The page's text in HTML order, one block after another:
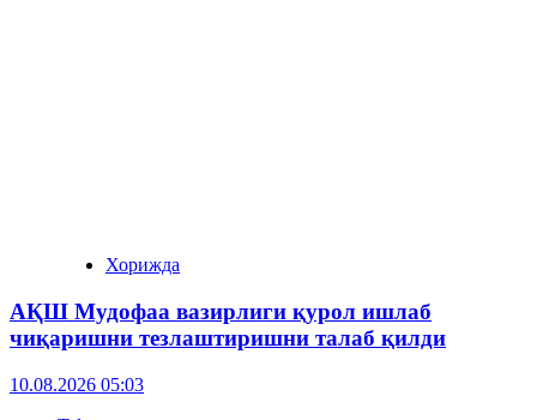
Хорижда
АҚШ Мудофаа вазирлиги қурол ишлаб
чиқаришни тезлаштиришни талаб қилди
10.08.2026 05:03